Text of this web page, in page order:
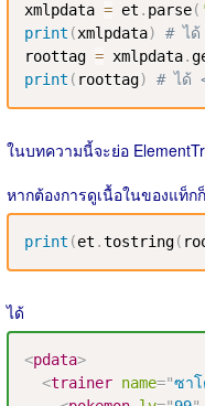
xmlpdata = et . parse(
print (xmlpdata)
# ได้
roottag = xmlpdata.
print ( roottag) # ได้
ในบทความนี้จะย่อ
หากต้องการดูเนื้อในของแท็
print (et .tostring(
ได้
<pdata>
<trainer name="ซา